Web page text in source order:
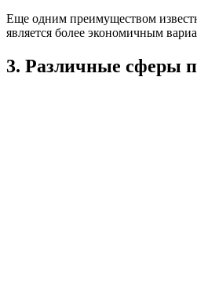
Еще одним преимуществом
является более экономичным
3. Различные сферы